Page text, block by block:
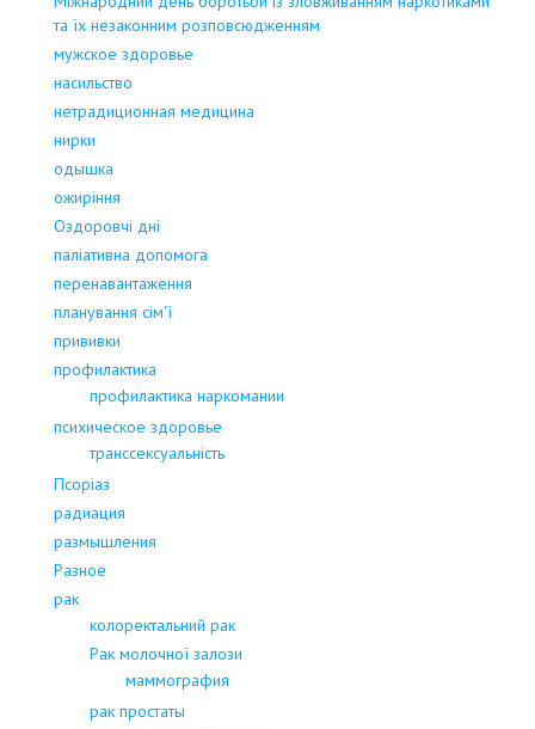
та їх незаконним розповсюдженням
мужское здоровье
насильство
нетрадиционная медицина
нирки
одышка
ожиріння
Оздоровчі дні
паліативна допомога
перенавантаження
планування сім'ї
прививки
профилактика
профилактика наркомании
психическое здоровье
транссексуальність
Псоріаз
радиация
размышления
Разное
рак
колоректальний рак
Рак молочної залози
маммография
рак простаты